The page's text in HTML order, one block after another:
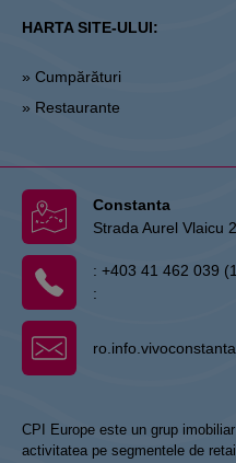
HARTA SITE-ULUI:
» Cumpărături
» Restaurante
Constanta
Strada Aurel Vlaicu
: +403 41 462 039
:
CPI Europe este un grup
activitatea pe segmentele de